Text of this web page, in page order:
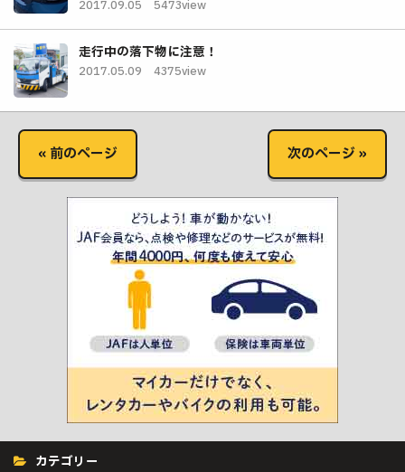
2017.09.05 5473view
走行中の落下物に注意！
2017.05.09 4375view
« 前のページ 次のページ »
カテゴリー